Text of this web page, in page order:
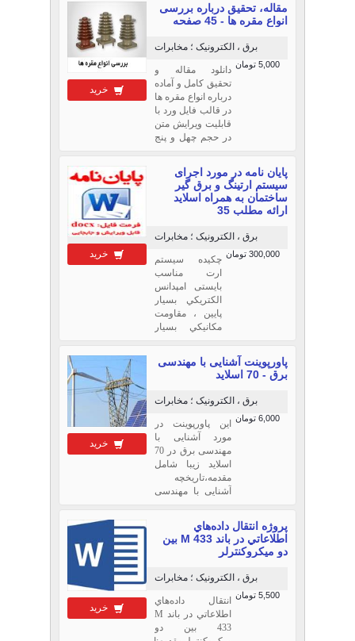
منفجره صنعتي
(مواد منفجره
معمول در معادن)
بطور مختصر شرح
داده شده است و از
آنجا كه اكثر مواد
منفجره مورد
استفاده در كارهاي
معدني از حساسيت
پاييني برخودارند،
خرید
مقاله، تحقیق درباره بررسی
انواع مقره ها - 45 صفحه
برق ، الکترونیک ؛ مخابرات
5,000 تومان
دانلود مقاله و
تحقیق کامل و آماده
درباره انواع مقره ها
در قالب فایل ورد با
قابلیت ویرایش متن
در حجم چهل و پنج
پرداخت وجه لینک
دانلود نمایش داده
میشود.
خرید
پایان نامه در مورد اجرای
سیستم ارتینگ و برق گیر
ساختمان به همراه اسلاید
ارائه مطلب 35
برق ، الکترونیک ؛ مخابرات
300,000 تومان
چکیده سیستم
ارت مناسب
بایستی امپدانس
الکتريکي بسيار
پایين ، مقاومت
مکانيکي بسيار
در برابر خوردگي
داشته باشد. انواع
زمین کردن
الکتریکی عبارت
است از : زمین
کردن به شکل
مستقیم ، زمین
کردن از طریق
مقاومت، زمین
کردن از طریق
راکتانس، زمین
زمین کردن
ایزوله م
خرید
پاورپوینت آشنایی با مهندسی
برق - 70 اسلاید
برق ، الکترونیک ؛ مخابرات
6,000 تومان
این پاورپوینت در
مورد آشنایی با
مهندسی برق در 70
اسلاید زیبا شامل
مقدمه،تاریخچه
آشنایی با مهندسی
قدرت،مهندسی
برق،انتقال انرژی
الکتریکی،Electrical
قدرت،گرایش
مخابرات،گرایش
مخابرات
میدان،سیستم‌های
مخابراتی،گرایش
خرید
پروژه انتقال داده‌هاي
اطلاعاتي در باند M 433 بين
دو ميكروكنترلر
برق ، الکترونیک ؛ مخابرات
5,500 تومان
انتقال داده‌هاي
اطلاعاتي در باند M
433 بين دو